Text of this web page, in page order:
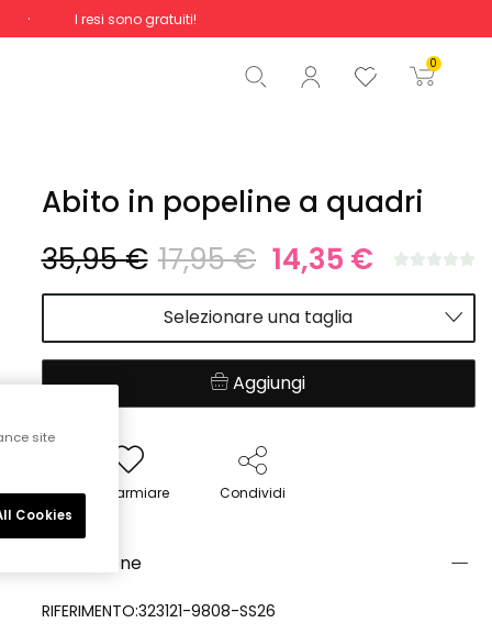
I resi sono gratuiti!
0
Totale 0,00 €
Inizio ordine
Abito in popeline a quadri
35,95 € 17,95 € 14,35 €
Selezionare una taglia
Aggiungi
Risparmiare Condividi
Descrizione
RIFERIMENTO:323121-9808-SS26
site
Cookies